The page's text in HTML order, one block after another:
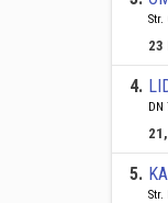
Str.
23
4.
5.
Str.